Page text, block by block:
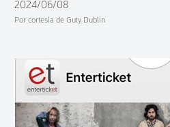
2024/06/08
Por cortesía de Guty Dublin